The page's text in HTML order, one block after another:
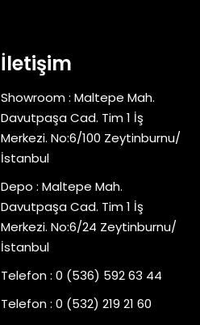
İletişim
Showroom : Maltepe Mah.
Davutpaşa Cad. Tim 1 İş
Merkezi. No:6/100 Zeytinburnu/
İstanbul
Depo : Maltepe Mah.
Davutpaşa Cad. Tim 1 İş
Merkezi. No:6/24 Zeytinburnu/
İstanbul
Telefon : 0 (536) 592 63 44
Telefon : 0 (532) 219 21 60